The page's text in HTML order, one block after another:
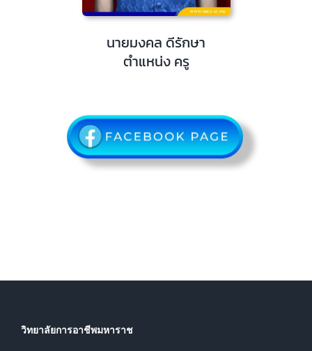
นายมงคล ดีรักษา
ตำแหน่ง ครู
วิทยาลัยการอาชีพมหาราช